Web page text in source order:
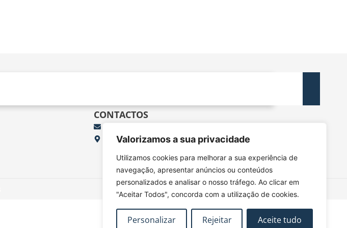
Valorizamos a sua privacidade
Utilizamos cookies para melhorar a sua experiência de
navegação, apresentar anúncios ou conteúdos
personalizados e analisar o nosso tráfego. Ao clicar em
"Aceitar Todos", concorda com a utilização de cookies.
Personalizar Rejeitar Aceite tudo
CONTACTOS
FUNDEC - IST - DECivil
Av. Rovisco Pais, 1049-001 Lisboa